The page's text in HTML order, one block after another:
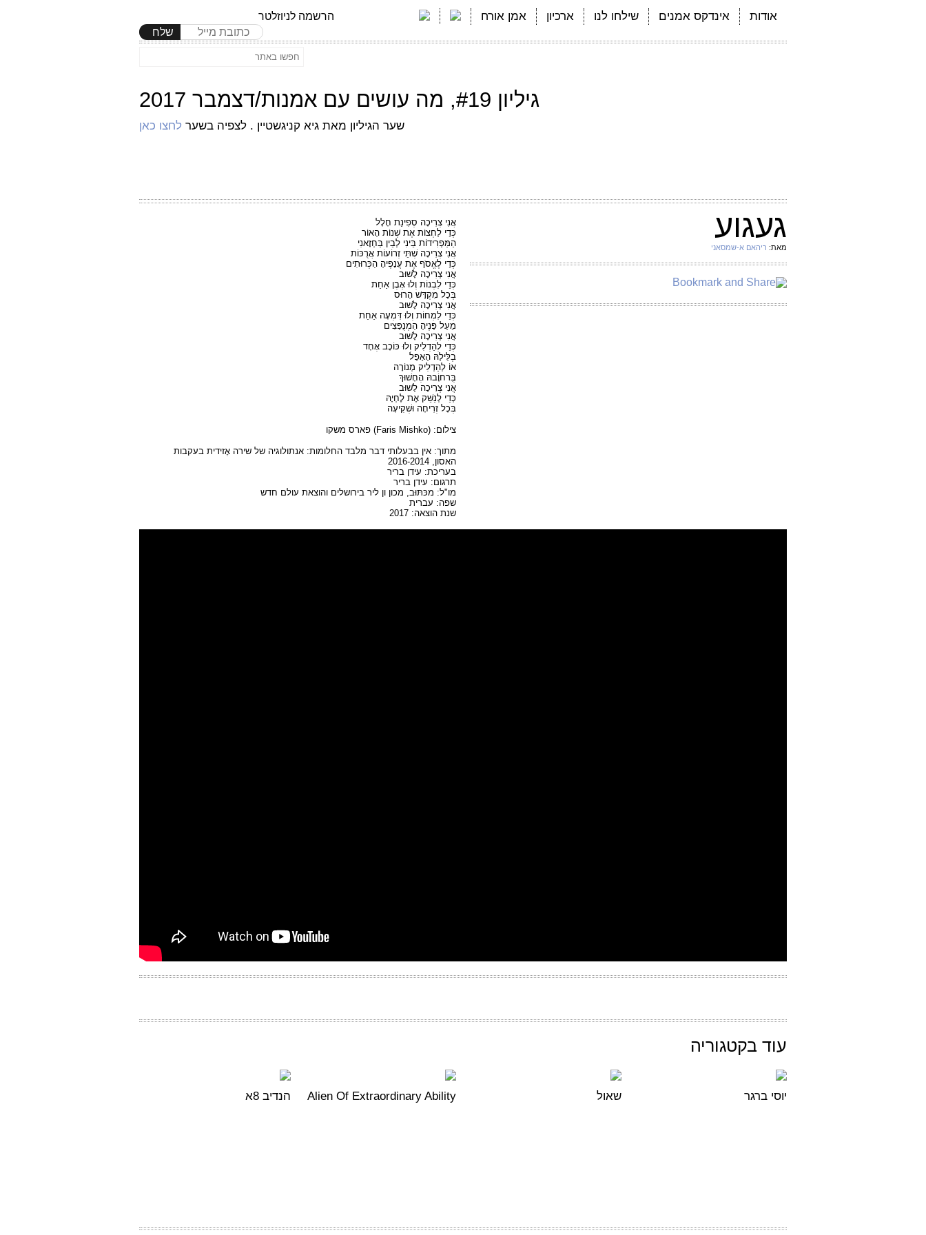
אודות אינדקס אמנים שילחו לנו ארכיון אמן אורח
הרשמה לניוזלטר
שלח
גיליון #19, מה עושים עם אמנות/דצמבר 2017
שער הגיליון מאת גיא קניגשטיין . לצפיה בשער לחצו כאן
געגוע
מאת: ריהאם א-שמסאני
אֲנִי צְרִיכָה סְפִינַת חָלָל
כְּדֵי לַחְצוֹת אֶת שְׁנוֹת הָאוֹר
הַמַּפְרִידוֹת בֵּינִי לְבֵין בַּחְזָאנִי
אֲנִי צְרִיכָה שְׁתֵּי זְרוֹעוֹת אֲרֻכּוֹת
כְּדֵי לֶאֱסֹף אֶת עֲנָפֶיהָ הַכְּרוּתִים
אֲנִי צְרִיכָה לָשׁוּב
כְּדֵי לִבְנוֹת וְלוּ אֶבֶן אַחַת
בְּכָל מִקְדָּשׁ הָרוּס
אֲנִי צְרִיכָה לָשׁוּב
כְּדֵי לִמְחוֹת וְלוּ דִּמְעָה אַחַת
מֵעַל פָּנֶיהָ הַמְנֻפָּצִים
אֲנִי צְרִיכָה לָשׁוּב
כְּדֵי לְהַדְלִיק וְלוּ כּוֹכָב אֶחָד
בְלֵּילָהּ הָאָפֵל
אוֹ לְהַדְלִיק מְנוֹרָה
בְִּרחוָֹבהּ הֶחָשׁוּךְ
אֲנִי צְרִיכָה לָשׁוּב
כְּדֵי לְנַשֵּׁק אֶת לֶחְיָהּ
בְּכָל זְרִיחָה וּשְׁקִיעָה
צילום: (Faris Mishko) פארס משקו
מתוך: אין בבעלותי דבר מלבד החלומות: אנתולוגיה של שירה אֶזידית בעקבות
האסון, 2016-2014
בעריכת: עידן בריר
תרגום: עידן בריר
מו"ל: מכּתּוּב, מכון ון ליר בירושלים והוצאת עולם חדש
שפה: עברית
שנת הוצאה: 2017
עוד בקטגוריה
יוסי ברגר שאול Alien Of Extraordinary Ability הנדיב 8א